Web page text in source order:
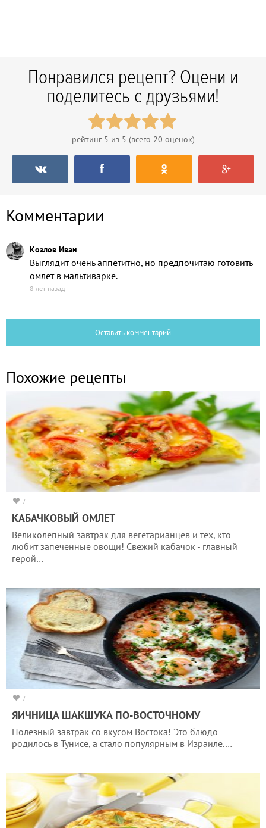
Понравился рецепт? Оцени и
поделитесь с друзьями!
рейтинг 5 из 5 (всего 20 оценок)
Комментарии
Козлов Иван
Выглядит очень аппетитно, но предпочитаю готовить
омлет в мальтиварке.
8 лет назад
Оставить комментарий
Похожие рецепты
7
КАБАЧКОВЫЙ ОМЛЕТ
Великолепный завтрак для вегетарианцев и тех, кто
любит запеченные овощи! Свежий кабачок - главный
герой…
7
ЯИЧНИЦА ШАКШУКА ПО-ВОСТОЧНОМУ
Полезный завтрак со вкусом Востока! Это блюдо
родилось в Тунисе, а стало популярным в Израиле.…